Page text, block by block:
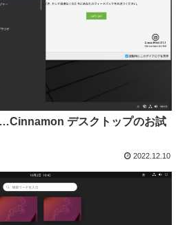
デスクトップのお試
2022.12.10